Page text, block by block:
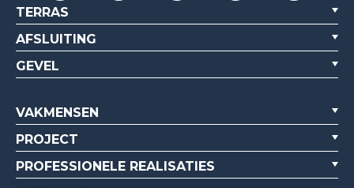
TERRAS
AFSLUITING
GEVEL
VAKMENSEN
PROJECT
PROFESSIONELE REALISATIES